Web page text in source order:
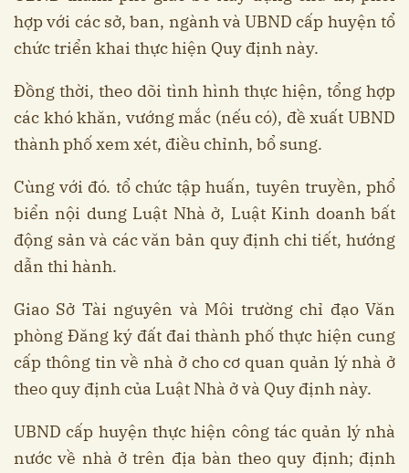
hợp với các sở, ban, ngành và UBND cấp huyện tổ
chức triển khai thực hiện Quy định này.
Đồng thời, theo dõi tình hình thực hiện, tổng hợp
các khó khăn, vướng mắc (nếu có), đề xuất UBND
thành phố xem xét, điều chỉnh, bổ sung.
Cùng với đó. tổ chức tập huấn, tuyên truyền, phổ
biển nội dung Luật Nhà ở, Luật Kinh doanh bất
động sản và các văn bản quy định chi tiết, hướng
dẫn thi hành.
Giao Sở Tài nguyên và Môi trường chỉ đạo Văn
phòng Đăng ký đất đai thành phố thực hiện cung
cấp thông tin về nhà ở cho cơ quan quản lý nhà ở
theo quy định của Luật Nhà ở và Quy định này.
UBND cấp huyện thực hiện công tác quản lý nhà
nước về nhà ở trên địa bàn theo quy định; định